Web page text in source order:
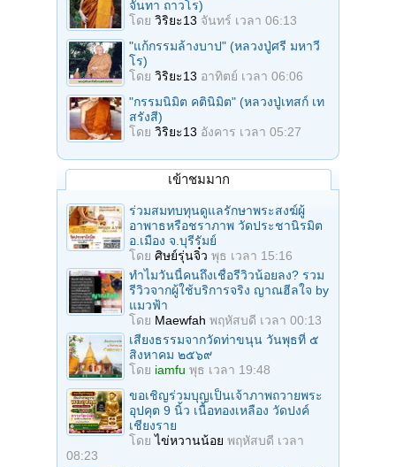
จันทา ถาวโร)
โดย วิริยะ13 จันทร์ เวลา 06:13
"แก้กรรมล้างบาป" (หลวงปู่ศรี มหาวี
โร)
โดย วิริยะ13 อาทิตย์ เวลา 06:06
"กรรมนิมิต คตินิมิต" (หลวงปู่เทสก์ เท
สรังสี)
โดย วิริยะ13 อังคาร เวลา 05:27
เข้าชมมาก
ร่วมสมทบทุนดูแลรักษาพระสงฆ์ผู้
อาพาธหรือชราภาพ วัดประชานิรมิต
อ.เมือง จ.บุรีรัมย์
โดย ศิษย์รุ่นจิ๋ว พุธ เวลา 15:16
ทำไมวันนี้คนถึงเชื่อรีวิวน้อยลง? รวม
รีวิวจากผู้ใช้บริการจริง ญาณฮีลใจ by
แมวฟ้า
โดย Maewfah พฤหัสบดี เวลา 00:13
เสียงธรรมจากวัดท่าขนุน วันพุธที่ ๕
สิงหาคม ๒๕๖๙
โดย iamfu พุธ เวลา 19:48
ขอเชิญร่วมบุญเป็นเจ้าภาพถวายพระ
อุปคุต 9 นิ้ว เนื้อทองเหลือง วัดปงค์
เชียงราย
โดยไข่หวานน้อย พฤหัสบดี เวลา
08:23